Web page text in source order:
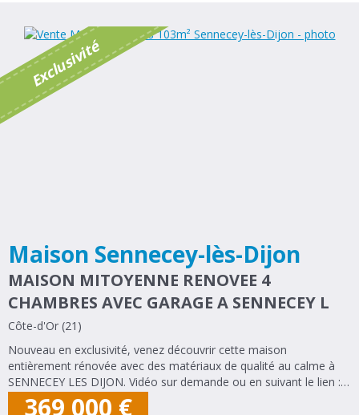
E
x
c
l
u
s
i
v
i
t
é
Maison Sennecey-lès-Dijon
MAISON MITOYENNE RENOVEE 4
CHAMBRES AVEC GARAGE A SENNECEY L
Côte-d'Or (21)
Nouveau en exclusivité, venez découvrir cette maison
entièrement rénovée avec des matériaux de qualité au calme à
SENNECEY LES DIJON. Vidéo sur demande ou en suivant le lien :
https://youtube.com/shorts/VHT9tW3r9KQ?is=GH4mGpdZs-
369 000 €